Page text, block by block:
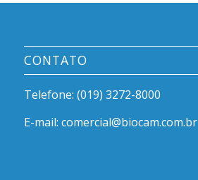
CONTATO
Telefone: (019) 3272-8000
E-mail: comercial@biocam.com.br